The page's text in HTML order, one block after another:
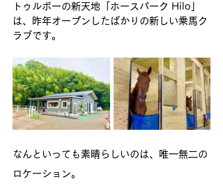
トゥルボーの新天地「ホースパーク Hilo」
は、昨年オープンしたばかりの新しい乗馬ク
ラブです。
なんといっても素晴らしいのは、唯一無二の
ロケーション。